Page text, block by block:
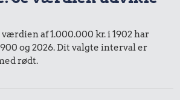
af 1.000.000 kr. i 1902 har
og 2026. Dit valgte interval er
rødt.